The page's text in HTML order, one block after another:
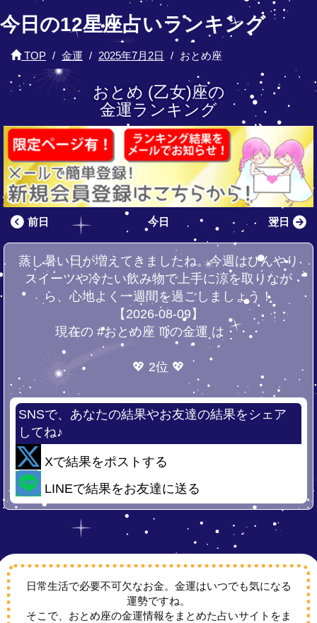
今日の12星座占いランキング
TOP 金運 2025年7月2日 おとめ座
おとめ (乙女)座の
金運ランキング
前日 今日 翌日
蒸し暑い日が増えてきましたね。今週はひんやり
スイーツや冷たい飲み物で上手に涼を取りなが
ら、心地よく一週間を過ごしましょう！
【2026-08-09】
現在の #おとめ座 ♍の金運 は・・・
💖 2位 💖
SNSで、あなたの結果やお友達の結果をシェア
してね♪
Xで結果をポストする
LINEで結果をお友達に送る
日常生活で必要不可欠なお金。金運はいつでも気になる
運勢ですね。
そこで、おとめ座の金運情報をまとめた占いサイトをま